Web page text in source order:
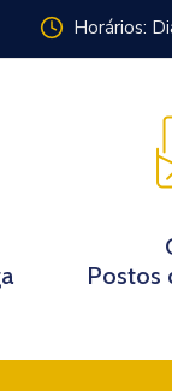
Horários:
Postos